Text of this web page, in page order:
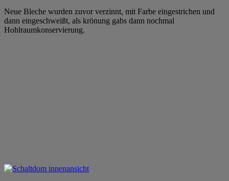
Neue Bleche wurden zuvor verzinnt, mit Farbe eingestrichen und
dann eingeschweißt, als krönung gabs dann nochmal
Hohlraumkonservierung.